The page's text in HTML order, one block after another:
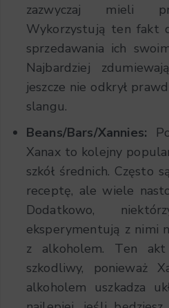
zazwyczaj mieli
Wykorzystują ten fakt
sprzedawania ich
Najbardziej
jeszcze nie odkrył
slangu.
Beans/Bars/Xannies:
Xanax to kolejny
szkół średnich. Często
receptę, ale wiele
Dodatkowo,
eksperymentują z nimi
z alkoholem. Ten
szkodliwy, ponieważ
alkoholem uszkadza